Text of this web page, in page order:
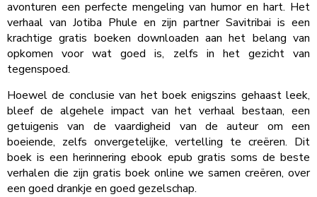
avonturen een perfecte mengeling van humor en hart. Het
verhaal van Jotiba Phule en zijn partner Savitribai is een
krachtige gratis boeken downloaden aan het belang van
opkomen voor wat goed is, zelfs in het gezicht van
tegenspoed.
Hoewel de conclusie van het boek enigszins gehaast leek,
bleef de algehele impact van het verhaal bestaan, een
getuigenis van de vaardigheid van de auteur om een
boeiende, zelfs onvergetelijke, vertelling te creëren. Dit
boek is een herinnering ebook epub gratis soms de beste
verhalen die zijn gratis boek online we samen creëren, over
een goed drankje en goed gezelschap.